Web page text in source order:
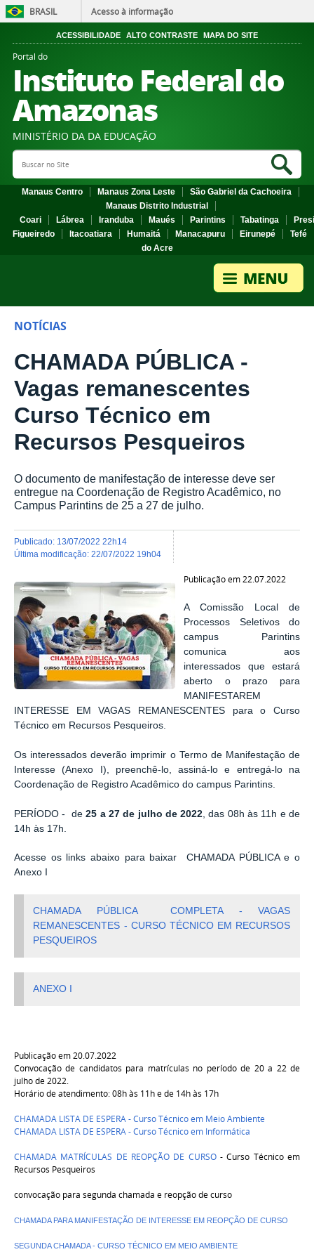
BRASIL Acesso à informação
ACESSIBILIDADE ALTO CONTRASTE MAPA DO SITE
Portal do
Instituto Federal do
Amazonas
MINISTÉRIO DA DA EDUCAÇÃO
Search Site
Manaus Centro Manaus Zona Leste
São Gabriel da Cachoeira
Manaus Distrito Industrial
Coari
Lábrea Iranduba Maués Parintins Tabatinga
Figueiredo
Itacoatiara Humaitá Manacapuru Eirunepé
Tefé
do Acre
NOTÍCIAS
CHAMADA PÚBLICA -
Vagas remanescentes
Curso Técnico em
Recursos Pesqueiros
O documento de manifestação de interesse deve ser
entregue na Coordenação de Registro Acadêmico, no
Campus Parintins de 25 a 27 de julho.
publicado: 13/07/2022 22h14
última modificação: 22/07/2022 19h04
Publicação em 22.07.2022
A Comissão Local de
Processos Seletivos do
campus Parintins
comunica aos
interessados que estará
aberto o prazo para
MANIFESTAREM
INTERESSE EM VAGAS REMANESCENTES para o Curso
Técnico em Recursos Pesqueiros.
Os interessados deverão imprimir o Termo de Manifestação de
Interesse (Anexo I), preenchê-lo, assiná-lo e entregá-lo na
Coordenação de Registro Acadêmico do campus Parintins.
PERÍODO - de25 a 27 de julho de 2022 , das 08h às 11h e de
14h às 17h.
Acesse os links abaixo para baixar CHAMADA PÚBLICA e o
Anexo I
CHAMADA PÚBLICA COMPLETA- VAGAS
REMANESCENTES - CURSO TÉCNICO EM RECURSOS
PESQUEIROS
ANEXO I
Publicação em 20.07.2022
Convocação de candidatos para matrículas no período de 20 a 22 de
julho de 2022.
Horário de atendimento: 08h às 11h e de 14h às 17h
CHAMADA LISTA DE ESPERA - Curso Técnico em Meio Ambiente
CHAMADA LISTA DE ESPERA - Curso Técnico em Informática
CHAMADA MATRÍCULAS DE REOPÇÃO DE CURSO- Curso Técnico em
Recursos Pesqueiros
convocação para segunda chamada e reopção de curso
CHAMADA PARA MANIFESTAÇÃO DE INTERESSE EM REOPÇÃO DE CURSO
SEGUNDA CHAMADA - CURSO TÉCNICO EM MEIO AMBIENTE